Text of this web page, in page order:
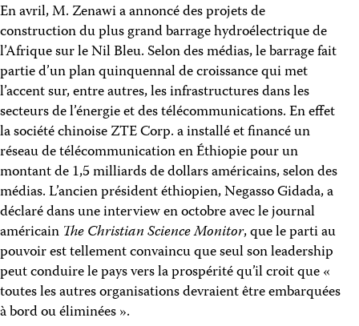
En avril, M. Zenawi a annoncé des projets de
construction du plus grand barrage hydroélectrique de
l’Afrique sur le Nil Bleu. Selon des médias, le barrage fait
partie d’un plan quinquennal de croissance qui met
l’accent sur, entre autres, les infrastructures dans les
secteurs de l’énergie et des télécommunications. En effet
la société chinoise ZTE Corp. a installé et financé un
réseau de télécommunication en Éthiopie pour un
montant de 1,5 milliards de dollars américains, selon des
médias. L’ancien président éthiopien, Negasso Gidada, a
déclaré dans une interview en octobre avec le journal
américain The Christian Science Monitor, que le parti au
pouvoir est tellement convaincu que seul son leadership
peut conduire le pays vers la prospérité qu’il croit que «
toutes les autres organisations devraient être embarquées
à bord ou éliminées ».